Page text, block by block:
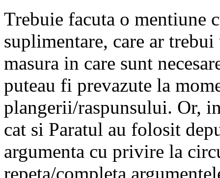
Trebuie facuta o mentiune
suplimentare, care ar
masura in care sunt
puteau fi prevazute la
plangerii/raspunsului. Or,
cat si Paratul au folosit
argumenta cu privire la
repeta/completa